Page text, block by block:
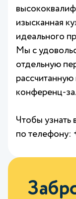
изысканная
идеального
Мы с
отдельную
рассчитанную
конференц-
Чтобы узнать
по телефону: